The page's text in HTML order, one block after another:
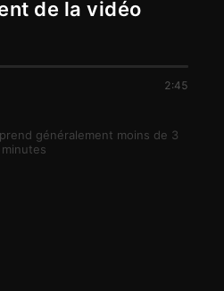
de la vidéo
2:45
généralement moins de 3
minutes